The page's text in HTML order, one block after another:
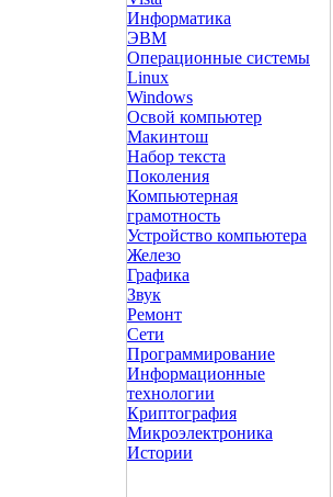
Инфоpматика
ЭВМ
Операционные системы
Linux
Windows
Освой компьютер
Макинтош
Набор текста
Поколения
Компьютерная
грамотность
Устройство компьютера
Железо
Графика
Звук
Ремонт
Сети
Программирование
Информационные
технологии
Криптография
Микроэлектроника
Истории